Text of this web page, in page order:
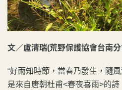
文／盧清瑞(荒野保護協會台南
“好雨知時節，當春乃發生，隨
是來自唐朝杜甫<春夜喜雨>的